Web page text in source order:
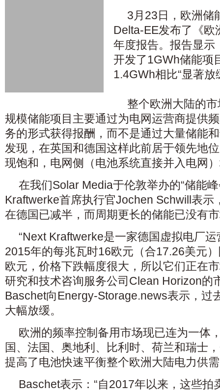
3月23日，欧洲储
Delta-EE发布了《欧
年度报告。报告显示
开发了1GWh储能项
1.4GWh相比“显著放
整个欧洲大陆的
规模储能项目主要通过为电网运营商提供
务的形式获得报酬，而不是通过大量储能
发现，在英国和德国这样此前居于领先地
现饱和，电网侧（电池系统直接并入电网
在我们Solar Media于伦敦举办的“储能
Kraftwerke首席执行官Jochen Schwill表示
在德国已减半，而周期更长的储能已没有
“Next Kraftwerke是一家德国虚拟电厂
2015年的每兆瓦时16欧元（合17.26美元
欧元，价格下跌幅度很大，所以它们正在
研究和技术咨询服务公司Clean Horizon的
Baschet向Energy-Storage.news表示，过
大幅放缓。
欧洲的频率控制备用市场现已连为一体
国、法国、奥地利、比利时、荷兰和瑞士
提高了电池快速平衡整个欧洲大陆电力供
Baschet表示：“自2017年以来，这些拍